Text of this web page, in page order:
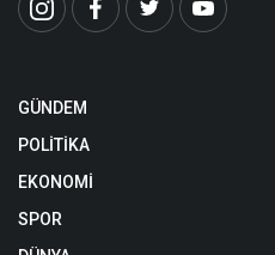
GÜNDEM
POLİTİKA
EKONOMİ
SPOR